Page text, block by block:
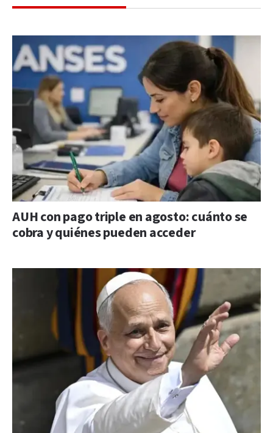
AUH con pago triple en agosto: cuánto se
cobra y quiénes pueden acceder